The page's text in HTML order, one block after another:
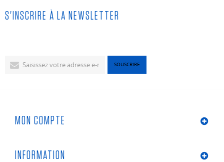
S'INSCRIRE À LA NEWSLETTER
MON COMPTE
INFORMATION